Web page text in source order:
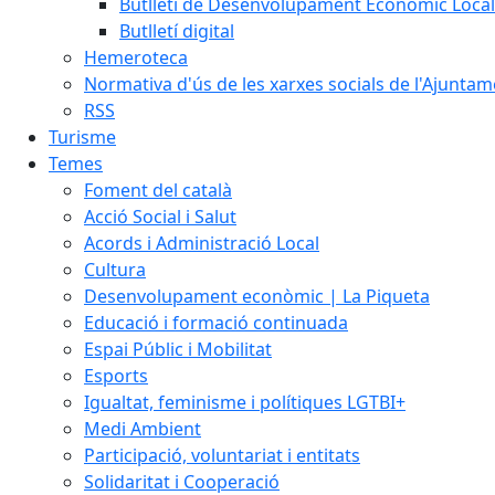
Butlletí digital
Hemeroteca
Normativa d'ús de les xarxes socials de
RSS
Turisme
Temes
Foment del català
Acció Social i Salut
Acords i Administració Local
Cultura
Desenvolupament econòmic | La Piqueta
Educació i formació continuada
Espai Públic i Mobilitat
Esports
Igualtat, feminisme i polítiques LGTBI+
Medi Ambient
Participació, voluntariat i entitats
Solidaritat i Cooperació